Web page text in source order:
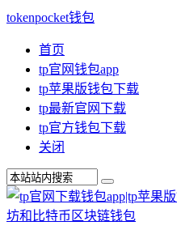
tokenpocket钱包
首页
tp官网钱包app
tp苹果版钱包下载
tp最新官网下载
tp官方钱包下载
关闭